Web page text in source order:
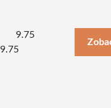
9.75
9.75